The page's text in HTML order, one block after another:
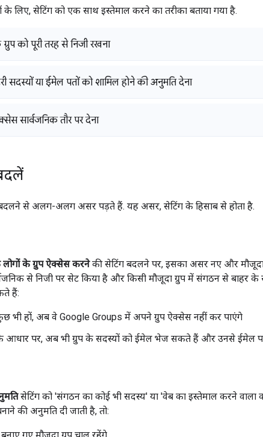
के लिए, सेटिंग को एक साथ इस्तेमाल करने का तरीका बताया गया है.
को पूरी तरह से निजी रखना
सदस्यों या ईमेल पतों को शामिल होने की अनुमति देना
सार्वजनिक तौर पर देना
से अलग-अलग असर पड़ते हैं. यह असर, सेटिंग के हिसाब से होता है.
के ग्रुप ऐक्सेस करनेकी सेटिंग बदलने पर, इसका असर नए और मौजूदा
से निजी पर सेट किया है और किसी मौजूदा ग्रुप में संगठन से बाहर के
हैं:
भी हों, अब वे Google Groups में अपने ग्रुप ऐक्सेस नहीं कर पाएंगे
के आधार पर, अब भी ग्रुप के सदस्यों को ईमेल भेज सकते हैं और उनसे ईमेल
सेटिंग को 'संगठन का कोई भी सदस्य' या 'वेब का इस्तेमाल करने वाला
की अनुमति दी जाती है, तो: